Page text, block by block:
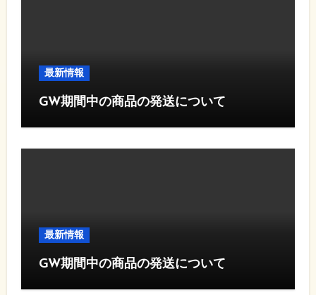
最新情報
GW期間中の商品の発送について
最新情報
GW期間中の商品の発送について